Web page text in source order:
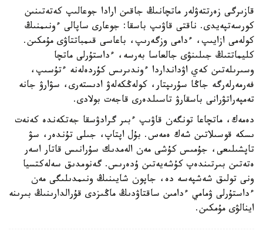
قازىرگى زەرتتەۋلەر ماتچانىڭ جاقىن ارادا جوعالىپ كەتەتىنىن
كورسەتپەيدى. ناقتى قاۋىپ باسقا: جوعارى ساپالى ءونىمنىڭ
كولەمى ازايىپ، ءدامى وزگەرىپ، باعاسى قىمباتتاۋى مۇمكىن.
كليماتتىڭ جىلىنۋى جالعاسا بەرسە، ءداستۇرلى ماتچا
وسىرىلەتىن كەي اۋدانداردا ءوندىرىس كۇردەلەنە ءتۇسىپ،
فەرمەرلەرگە جاڭا سۇرىپتار، كولەڭكەلەۋ ادىستەرى، سۋارۋ جانە
تەمپەراتۋرانى باسقارۋ تاسىلدەرى قاجەت بولادى.
دەمەك، ماتچاعا تونگەن قاۋىپ ءبىر گرادۋسقا جەتكەندە كەنەت
ىسكە قوسىلاتىن شەك ەمەس. بۇل اپتاپ، جىلى تۇندەر، سۋ
تاپشىلىعى، جۇمىس كۇشى مەن الەمدىك سۇرانىس قاتار اسەر
ەتەتىن بىرتىندەپ كۇشەيەتىن ۇدەرىس. گەنومدىق سەلەكتسيا
ونى تولىق شەشپەسە دە، جاپون شايىنىڭ ونىمدىلىگى مەن
ءداستۇرلى ۋمامي ءدامىن ساقتاۋدىڭ ماڭىزدى قۇرالدارىنىڭ بىرىنە
اينالۋى مۇمكىن.